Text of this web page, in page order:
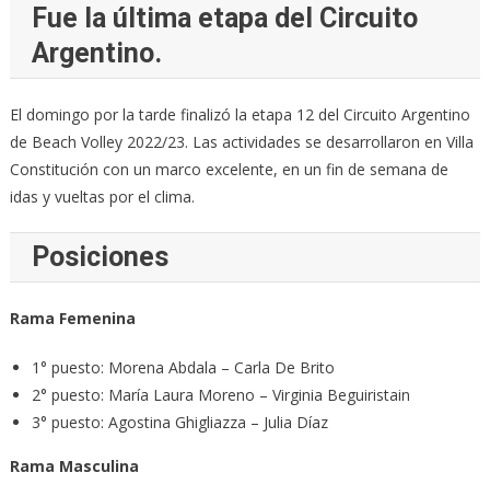
Fue la última etapa del Circuito
Argentino.
El domingo por la tarde finalizó la etapa 12 del Circuito Argentino
de Beach Volley 2022/23. Las actividades se desarrollaron en Villa
Constitución con un marco excelente, en un fin de semana de
idas y vueltas por el clima.
Posiciones
Rama Femenina
1° puesto: Morena Abdala – Carla De Brito
2° puesto: María Laura Moreno – Virginia Beguiristain
3° puesto: Agostina Ghigliazza – Julia Díaz
Rama Masculina